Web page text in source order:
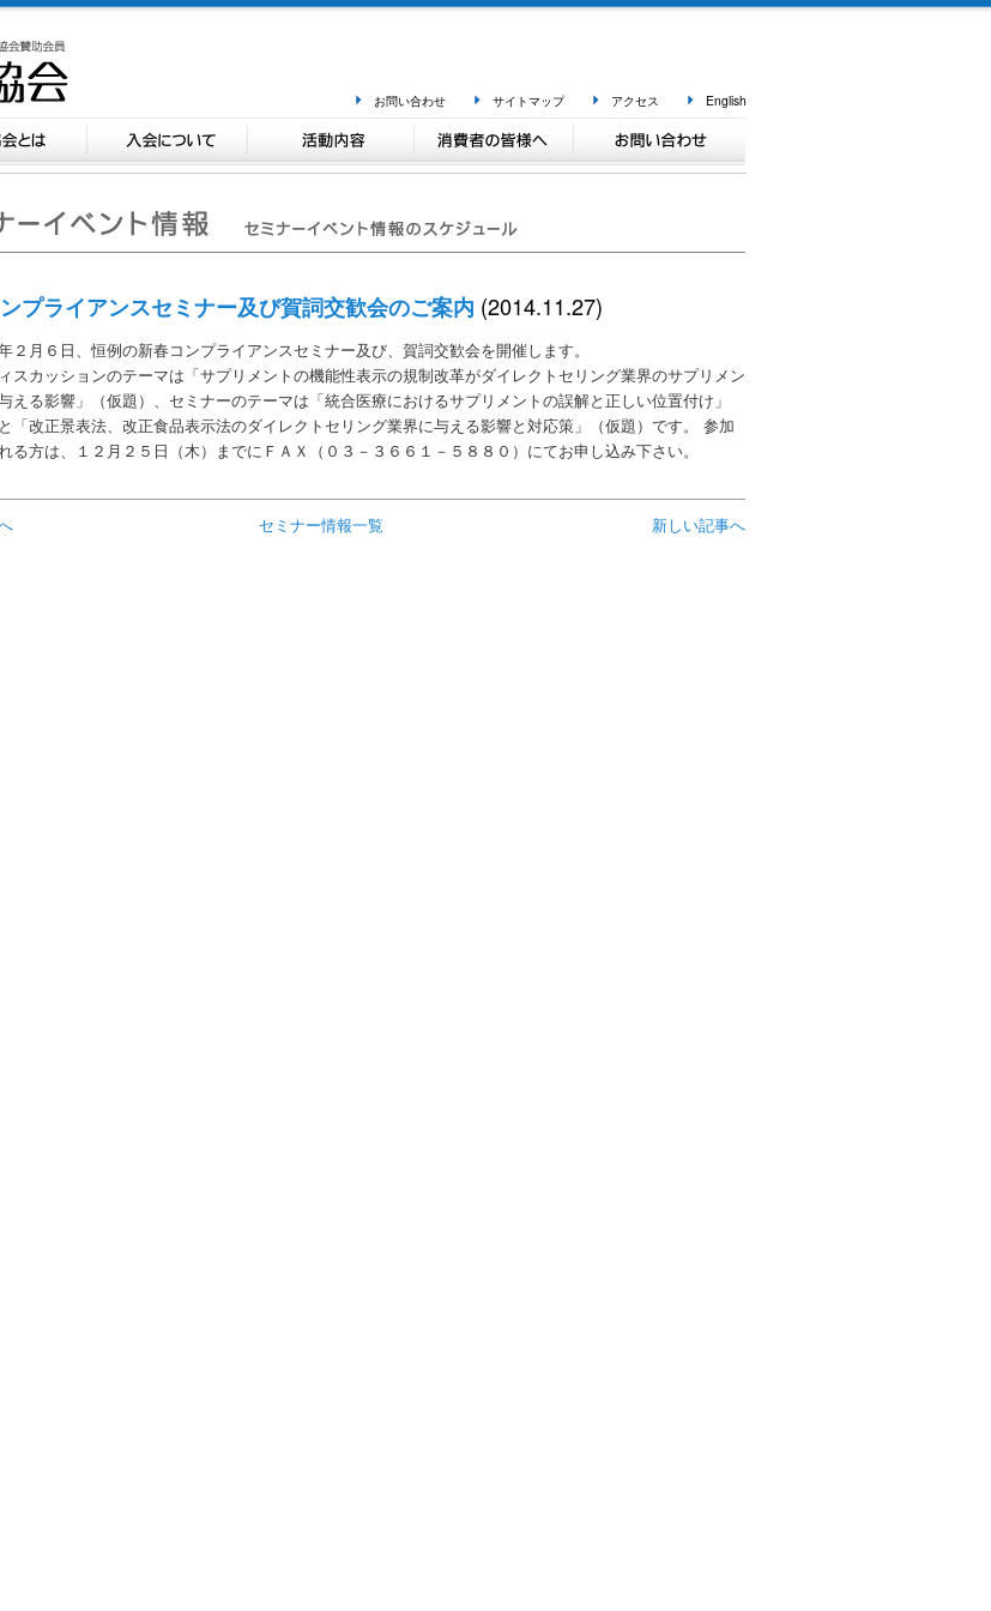
お問い合わせ サイトマップ アクセス English
プライアンスセミナー及び賀詞交歓会のご案内 (2014.11.27)
２月６日、恒例の新春コンプライアンスセミナー及び、賀詞交歓会を開催します。
スカッションのテーマは「サプリメントの機能性表示の規制改革がダイレクトセリング業界のサプリメン
える影響」（仮題）、セミナーのテーマは「統合医療におけるサプリメントの誤解と正しい位置付け」
と「改正景表法、改正食品表示法のダイレクトセリング業界に与える影響と対応策」（仮題）です。 参加
る方は、１２月２５日（木）までにＦＡＸ（０３－３６６１－５８８０）にてお申し込み下さい。
セミナー情報一覧 新しい記事へ